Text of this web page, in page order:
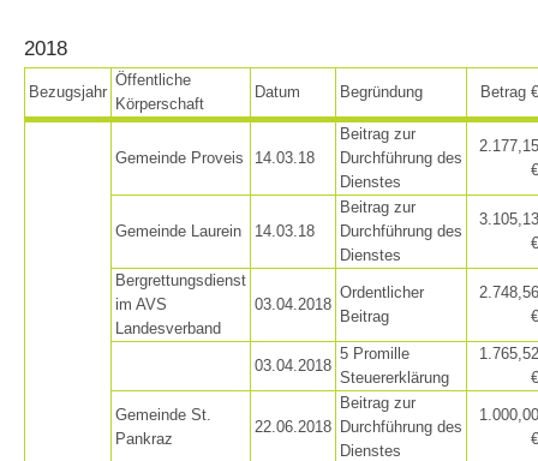
Alarmierung
2018
Bezugsjahr
Öffentliche
Körperschaft
Datum Begründung Betrag €
Gemeinde Proveis 14.03.18
Beitrag zur
Durchführung des
Dienstes
2.177,15
€
Gemeinde Laurein 14.03.18
Beitrag zur
Durchführung des
Dienstes
3.105,13
€
Bergrettungsdienst
im AVS
Landesverband
03.04.2018
Ordentlicher
Beitrag
2.748,56
€
03.04.2018
5 Promille
Steuererklärung
1.765,52
€
Gemeinde St.
Pankraz
22.06.2018
Beitrag zur
Durchführung des
Dienstes
1.000,00
€